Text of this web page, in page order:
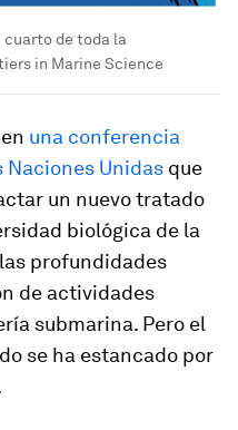
cuarto de toda la
in Marine Science
una conferencia
Unidas que
un nuevo tratado
biológica de la
profundidades
de actividades
submarina. Pero el
se ha estancado por